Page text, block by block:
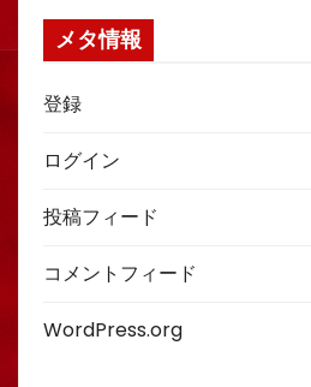
メタ情報
登録
ログイン
投稿フィード
コメントフィード
WordPress.org